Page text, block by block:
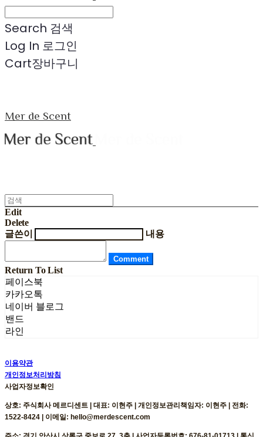
Search 검색
Log In 로그인
Cart장바구니
Mer de Scent
Edit
Delete
글쓴이
내용
Comment
Return To List
페이스북
카카오톡
네이버 블로그
밴드
라인
이용약관
개인정보처리방침
사업자정보확인
상호: 주식회사 메르디센트 | 대표: 이현주 | 개인정보관리책임자: 이현주 | 전화:
1522-8424 | 이메일: hello@merdescent.com